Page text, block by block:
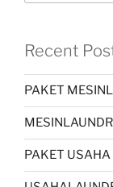
Recent
PAKET
PAKET